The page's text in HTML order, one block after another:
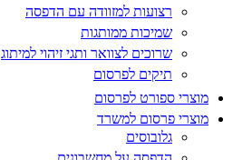
רצועות למזוודה עם הדפסה
שמיכות ממותגות
שרוכים לצוואר ותגי זיהוי למיתוג
תיקים לפרסום
מוצרי ספורט לפרסום
מוצרי פרסום למשרד
גלובוסים